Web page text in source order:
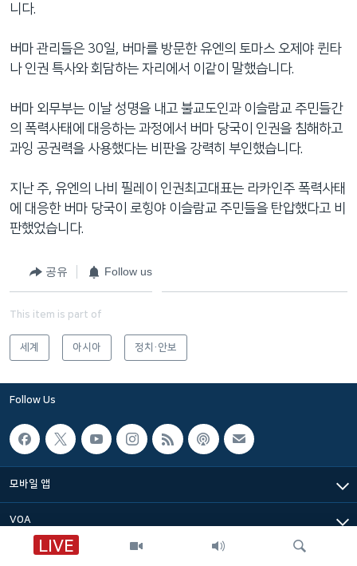
검
색
로
이
등
LIVE
니다.
버마 관리들은 30일, 버마를 방문한 유엔의 토마스 오제야 퀸타
나 인권 특사와 회담하는 자리에서 이같이 말했습니다.
버마 외무부는 이날 성명을 내고 불교도인과 이슬람교 주민들간
의 폭력사태에 대응하는 과정에서 버마 당국이 인권을 침해하고
과잉 공권력을 사용했다는 비판을 강력히 부인했습니다.
지난 주, 유엔의 나비 필레이 인권최고대표는 라카인주 폭력사태
에 대응한 버마 당국이 로힝야 이슬람교 주민들을 탄압했다고 비
판했었습니다.
공유 Follow us
This item is part of
세계 아시아 정치·안보
Follow Us
모바일 앱
VOA